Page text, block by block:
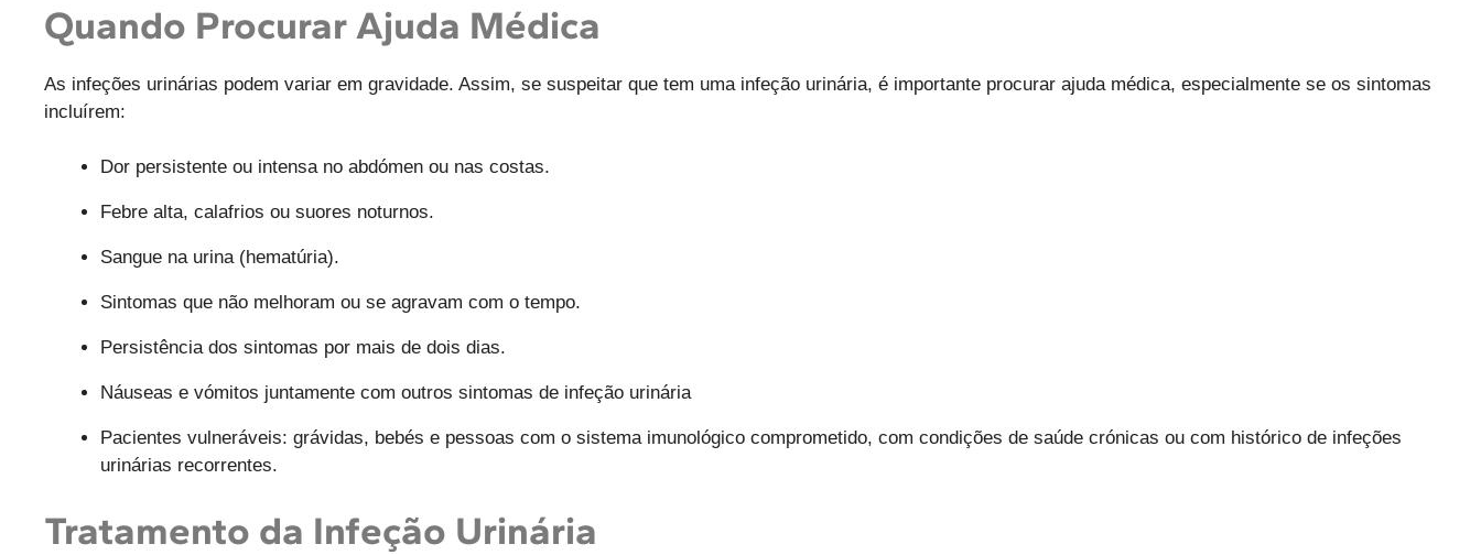
Quando Procurar Ajuda Médica
As infeções urinárias podem variar em gravidade. Assim, se suspeitar que tem uma infeção urinária, é importante procurar ajuda médica, especialmente se os sintomas
incluírem:
Dor persistente ou intensa no abdómen ou nas costas.
Febre alta, calafrios ou suores noturnos.
Sangue na urina (hematúria).
Sintomas que não melhoram ou se agravam com o tempo.
Persistência dos sintomas por mais de dois dias.
Náuseas e vómitos juntamente com outros sintomas de infeção urinária
Pacientes vulneráveis: grávidas, bebés e pessoas com o sistema imunológico comprometido, com condições de saúde crónicas ou com histórico de infeções
urinárias recorrentes.
Tratamento da Infeção Urinária